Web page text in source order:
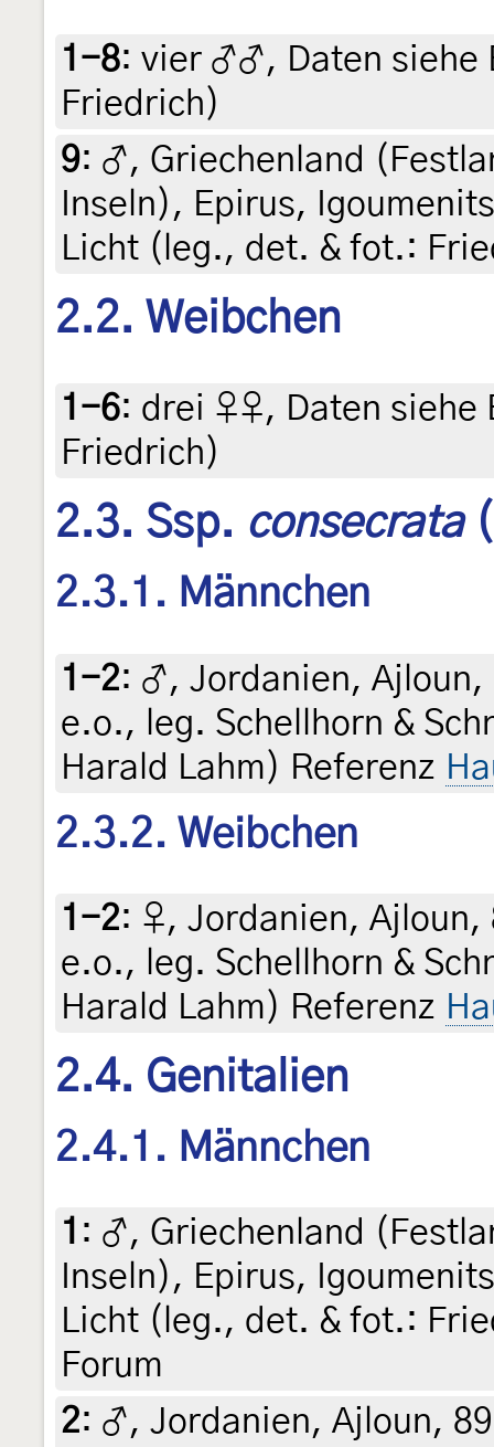
1-8: vier ♂♂, Daten siehe
Friedrich)
9: ♂, Griechenland
Inseln), Epirus,
Licht (leg., det. & fot.:
2.2. Weibchen
1-6: drei ♀♀, Daten siehe
Friedrich)
2.3. Ssp. consecrata
2.3.1. Männchen
1-2: ♂, Jordanien,
e.o., leg. Schellhorn &
Harald Lahm) Referenz
2.3.2. Weibchen
1-2: ♀, Jordanien,
e.o., leg. Schellhorn &
Harald Lahm) Referenz
2.4. Genitalien
2.4.1. Männchen
1 : ♂, Griechenland
Inseln), Epirus,
Licht (leg., det. & fot.:
Forum
2: ♂, Jordanien, Ajloun,